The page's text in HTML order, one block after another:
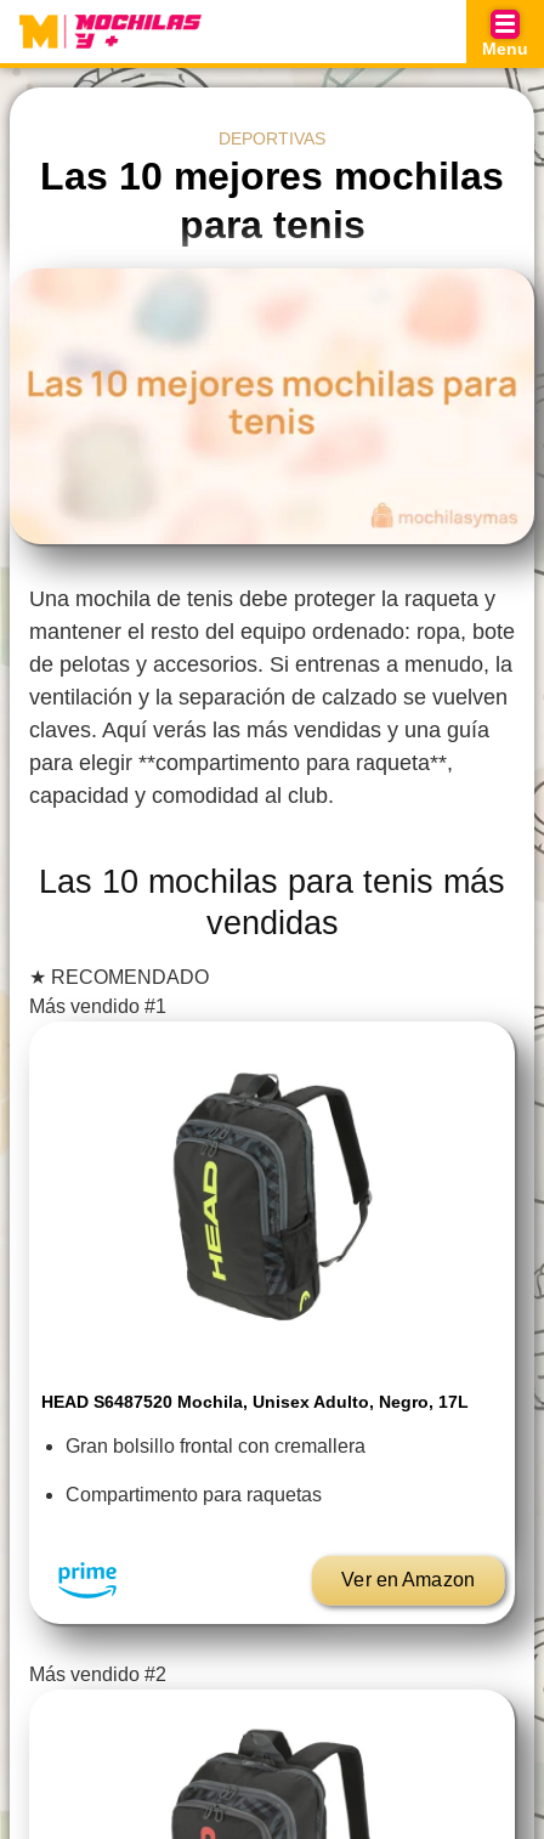
Skip
content
Menu
DEPORTIVAS
Las 10 mejores mochilas
para tenis
Una mochila de tenis debe proteger la raqueta y
mantener el resto del equipo ordenado: ropa, bote
de pelotas y accesorios. Si entrenas a menudo, la
ventilación y la separación de calzado se vuelven
claves. Aquí verás las más vendidas y una guía
para elegir **compartimento para raqueta**,
capacidad y comodidad al club.
Las 10 mochilas para tenis más
vendidas
★ RECOMENDADO
Más vendido #1
HEAD S6487520 Mochila, Unisex Adulto, Negro, 17L
Gran bolsillo frontal con cremallera
Compartimento para raquetas
Ver en Amazon
Más vendido #2